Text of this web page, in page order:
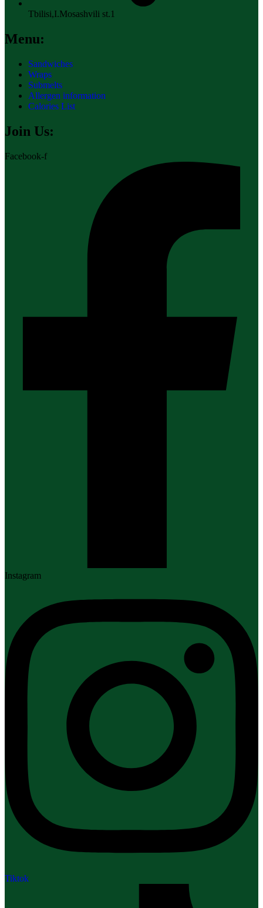
Tbilisi,I.Mosashvili st.1
Menu:
Sandwiches
Wraps
Submelts
Allergen information
Calories List
Join Us:
Facebook-f
Instagram
Tiktok